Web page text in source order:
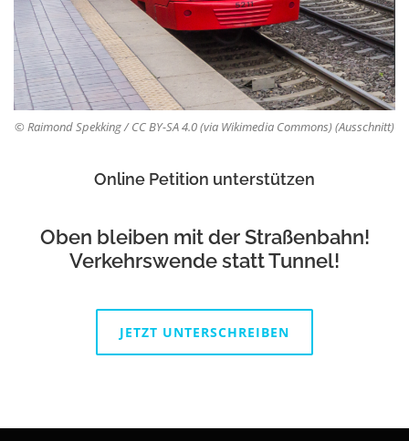
© Raimond Spekking / CC BY-SA 4.0 (via Wikimedia Commons) (Ausschnitt)
Online Petition unterstützen
Oben bleiben mit der Straßenbahn!
Verkehrswende statt Tunnel!
JETZT UNTERSCHREIBEN